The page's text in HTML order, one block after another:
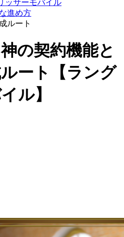
ッサーモバイル
進め方
ルート
の契約機能と
ート【ラング
ル】